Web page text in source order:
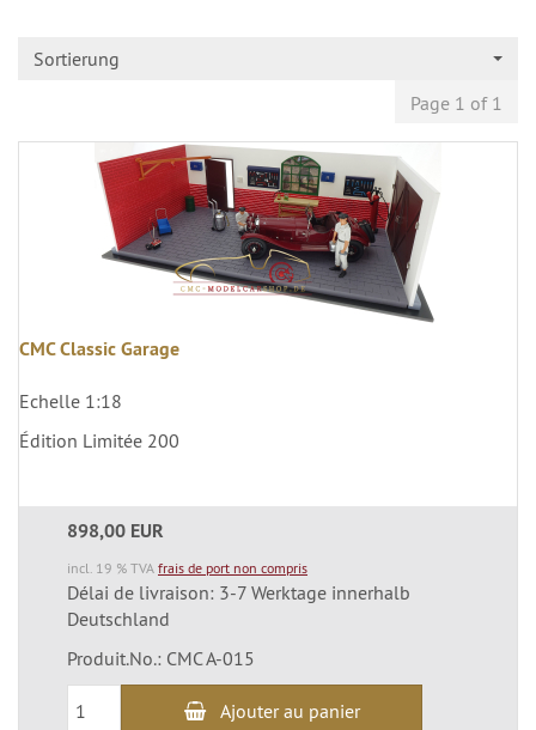
Sortierung
Page 1 of 1
CMC Classic Garage
Echelle 1:18
Édition Limitée 200
898,00 EUR
incl. 19 % TVA frais de port non compris
Délai de livraison: 3-7 Werktage innerhalb
Deutschland
Produit.No.: CMC A-015
Ajouter au panier